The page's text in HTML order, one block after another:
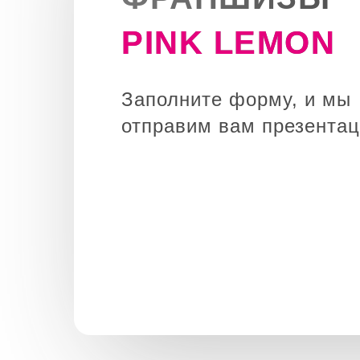
PINK LEMON
Заполните форму, и мы
отправим вам